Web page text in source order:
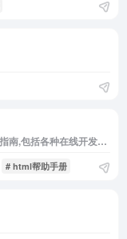
html在线手册是提供专业的计算机在线帮助指南,包括各种在线开发手册,
# html帮助手册